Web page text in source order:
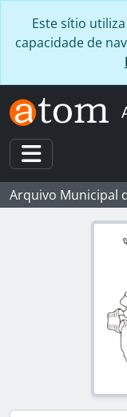
Este sítio
capacidade de
Toggle
Arquivo Municipal